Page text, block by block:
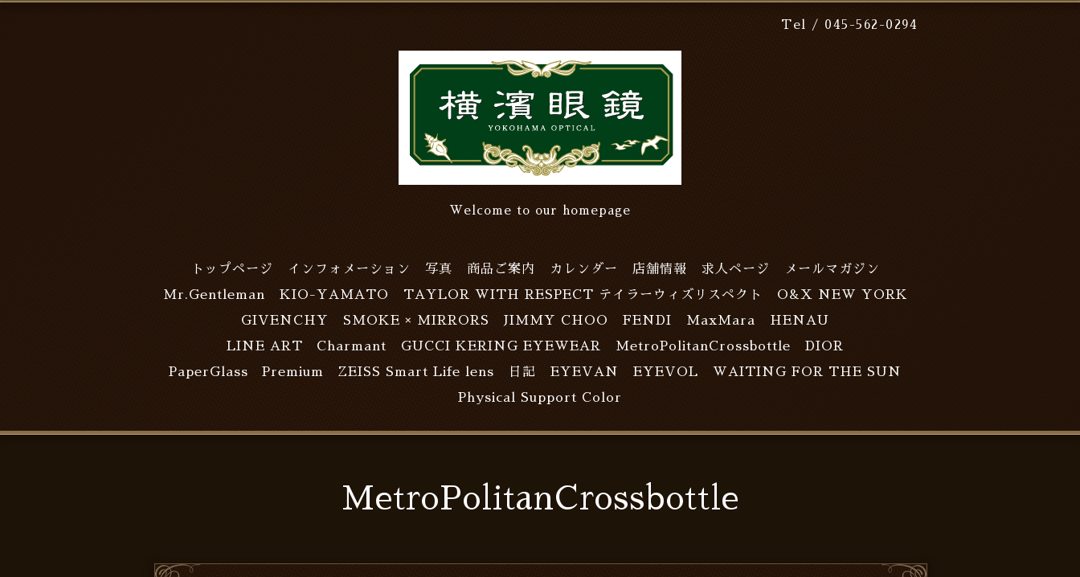
Tel / 045-562-0294
Welcome to our homepage
トップページ インフォメーション 写真 商品ご案内 カレンダー 店舗情報 求人ページ
メールマガジン
Mr.Gentleman
KIO-YAMATO TAYLOR WITH RESPECT テイラーウィズリスペクト
O&X NEW YORK
GIVENCHY
SMOKE × MIRRORS JIMMY CHOO FENDI MaxMara
HENAU
LINE ART Charmant
GUCCI KERING EYEWEAR MetroPolitanCrossbottle
DIOR
PaperGlass Premium
ZEISS Smart Life lens 日記 EYEVAN EYEVOL
WAITING FOR THE SUN
Physical Support Color
MetroPolitanCrossbottle